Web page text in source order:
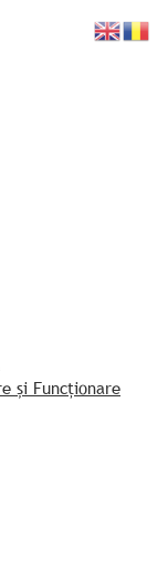
și Funcționare